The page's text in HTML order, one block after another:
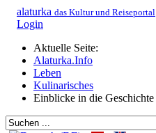
alaturka das Kultur und Reiseportal
Login
Aktuelle Seite:
Alaturka.Info
Leben
Kulinarisches
Einblicke in die